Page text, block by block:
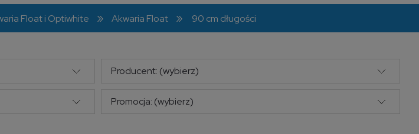
Float i Optiwhite » Akwaria Float » 90 cm długości
Producent: (wybierz)
Promocja: (wybierz)